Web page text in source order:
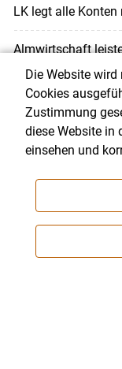
LK legt alle
Almwirtschaft
LK geht mit
Hohe
Set
Die Website
Cookies
Zustimmung
diese Website in
einsehen und